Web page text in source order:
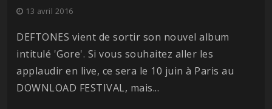
13 avril 2016
DEFTONES vient de sortir son nouvel album
intitulé 'Gore'. Si vous souhaitez aller les
applaudir en live, ce sera le 10 juin à Paris au
DOWNLOAD FESTIVAL, mais...